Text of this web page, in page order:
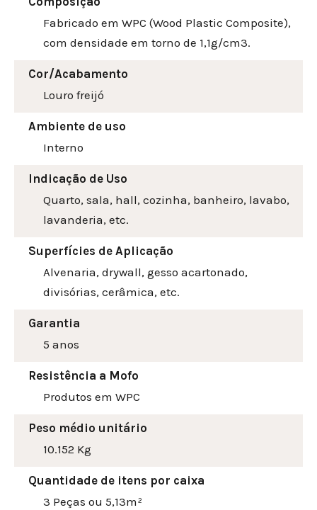
Fabricado em WPC (Wood Plastic Composite),
com densidade em torno de 1,1g/cm3.
Cor/Acabamento
Louro freijó
Ambiente de uso
Interno
Indicação de Uso
Quarto, sala, hall, cozinha, banheiro, lavabo,
lavanderia, etc.
Superfícies de Aplicação
Alvenaria, drywall, gesso acartonado,
divisórias, cerâmica, etc.
Garantia
5 anos
Resistência a Mofo
Produtos em WPC
Peso médio unitário
10.152 Kg
Quantidade de itens por caixa
3 Peças ou 5,13m²